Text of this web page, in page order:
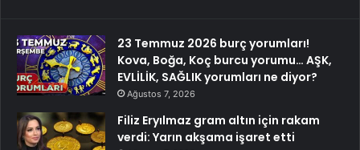
23 Temmuz 2026 burç yorumları!
Kova, Boğa, Koç burcu yorumu… AŞK,
EVLİLİK, SAĞLIK yorumları ne diyor?
Ağustos 7, 2026
Filiz Eryılmaz gram altın için rakam
verdi: Yarın akşama işaret etti